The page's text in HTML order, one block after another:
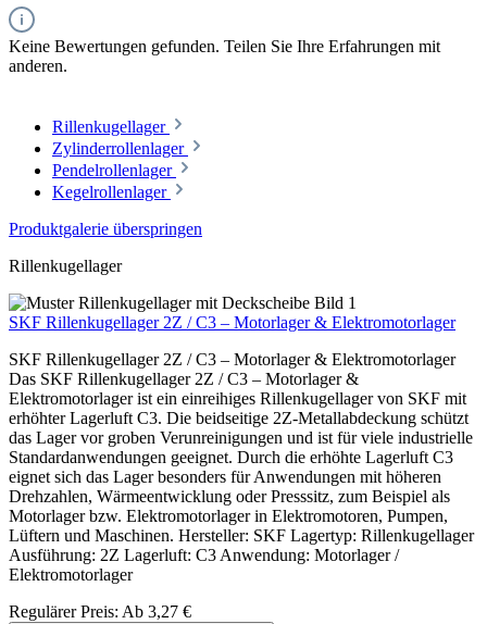
Keine Bewertungen gefunden. Teilen Sie Ihre Erfahrungen mit
anderen.
Rillenkugellager
Zylinderrollenlager
Pendelrollenlager
Kegelrollenlager
Produktgalerie überspringen
Rillenkugellager
SKF Rillenkugellager 2Z / C3 – Motorlager & Elektromotorlager
SKF Rillenkugellager 2Z / C3 – Motorlager & Elektromotorlager
Das SKF Rillenkugellager 2Z / C3 – Motorlager &
Elektromotorlager ist ein einreihiges Rillenkugellager von SKF mit
erhöhter Lagerluft C3. Die beidseitige 2Z-Metallabdeckung schützt
das Lager vor groben Verunreinigungen und ist für viele industrielle
Standardanwendungen geeignet. Durch die erhöhte Lagerluft C3
eignet sich das Lager besonders für Anwendungen mit höheren
Drehzahlen, Wärmeentwicklung oder Presssitz, zum Beispiel als
Motorlager bzw. Elektromotorlager in Elektromotoren, Pumpen,
Lüftern und Maschinen. Hersteller: SKF Lagertyp: Rillenkugellager
Ausführung: 2Z Lagerluft: C3 Anwendung: Motorlager /
Elektromotorlager
Regulärer Preis: Ab 3,27 €